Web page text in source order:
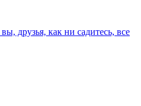
друзья, как ни садитесь, все